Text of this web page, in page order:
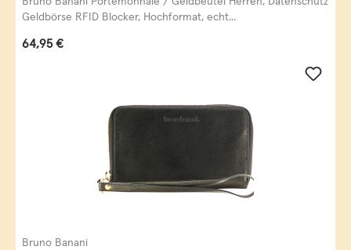
Geldbörse RFID Blocker, Hochformat, echt...
Regulärer Preis:
64,95 €
Bruno Banani